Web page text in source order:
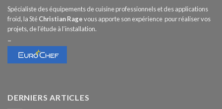
Spécialiste des équipements de cuisine professionnels et des applications
froid, la StéChristian Ragevous apporte son expérience pour réaliser vos
projets, de l’étude à l’installation.
–
DERNIERS ARTICLES